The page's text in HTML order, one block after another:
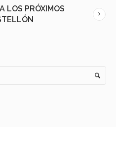
LOS PRÓXIMOS